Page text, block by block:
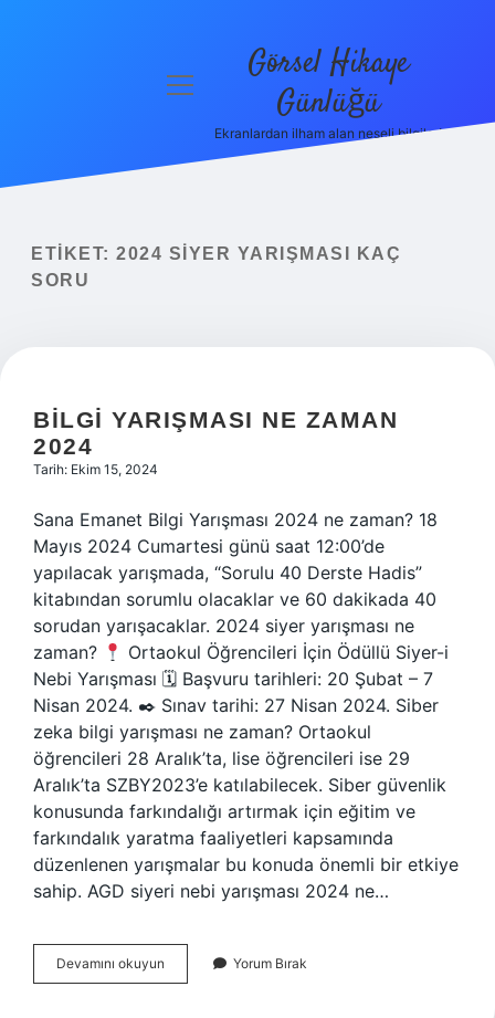
Yasal Uyarı
menüyü
Görsel Hikaye
Günlüğü
Ekranlardan ilham alan neşeli bilgiler!
ETIKET: 2024 SIYER YARIŞMASI KAÇ
SORU
BILGI YARIŞMASI NE ZAMAN
2024
Tarih: Ekim 15, 2024
Sana Emanet Bilgi Yarışması 2024 ne zaman? 18
Mayıs 2024 Cumartesi günü saat 12:00’de
yapılacak yarışmada, “Sorulu 40 Derste Hadis”
kitabından sorumlu olacaklar ve 60 dakikada 40
sorudan yarışacaklar. 2024 siyer yarışması ne
zaman?
Ortaokul Öğrencileri İçin Ödüllü Siyer-i
Nebi Yarışması 🗓 Başvuru tarihleri: 20 Şubat – 7
Nisan 2024. ✒ Sınav tarihi: 27 Nisan 2024. Siber
zeka bilgi yarışması ne zaman? Ortaokul
öğrencileri 28 Aralık’ta, lise öğrencileri ise 29
Aralık’ta SZBY2023’e katılabilecek. Siber güvenlik
konusunda farkındalığı artırmak için eğitim ve
farkındalık yaratma faaliyetleri kapsamında
düzenlenen yarışmalar bu konuda önemli bir etkiye
sahip. AGD siyeri nebi yarışması 2024 ne…
Devamını okuyun
Yarışması
Yorum Bırak